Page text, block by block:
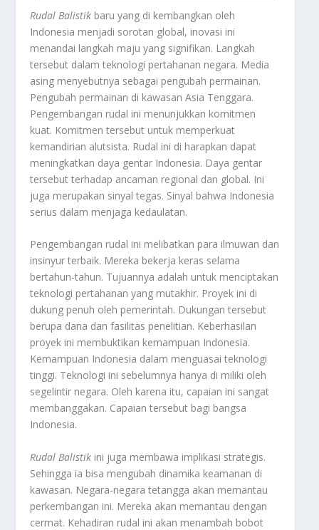
Rudal Balistik baru yang di kembangkan oleh
Indonesia menjadi sorotan global, inovasi ini
menandai langkah maju yang signifikan. Langkah
tersebut dalam teknologi pertahanan negara. Media
asing menyebutnya sebagai pengubah permainan.
Pengubah permainan di kawasan Asia Tenggara.
Pengembangan rudal ini menunjukkan komitmen
kuat. Komitmen tersebut untuk memperkuat
kemandirian alutsista. Rudal ini di harapkan dapat
meningkatkan daya gentar Indonesia. Daya gentar
tersebut terhadap ancaman regional dan global. Ini
juga merupakan sinyal tegas. Sinyal bahwa Indonesia
serius dalam menjaga kedaulatan.
Pengembangan rudal ini melibatkan para ilmuwan dan
insinyur terbaik. Mereka bekerja keras selama
bertahun-tahun. Tujuannya adalah untuk menciptakan
teknologi pertahanan yang mutakhir. Proyek ini di
dukung penuh oleh pemerintah. Dukungan tersebut
berupa dana dan fasilitas penelitian. Keberhasilan
proyek ini membuktikan kemampuan Indonesia.
Kemampuan Indonesia dalam menguasai teknologi
tinggi. Teknologi ini sebelumnya hanya di miliki oleh
segelintir negara. Oleh karena itu, capaian ini sangat
membanggakan. Capaian tersebut bagi bangsa
Indonesia.
Rudal Balistik ini juga membawa implikasi strategis.
Sehingga ia bisa mengubah dinamika keamanan di
kawasan. Negara-negara tetangga akan memantau
perkembangan ini. Mereka akan memantau dengan
cermat. Kehadiran rudal ini akan menambah bobot